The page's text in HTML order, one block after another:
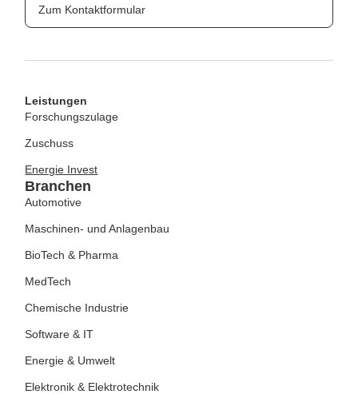
Zum Kontaktformular
Leistungen
Forschungszulage
Zuschuss
Energie Invest
Branchen
Automotive
Maschinen- und Anlagenbau
BioTech & Pharma
MedTech
Chemische Industrie
Software & IT
Energie & Umwelt
Elektronik & Elektrotechnik